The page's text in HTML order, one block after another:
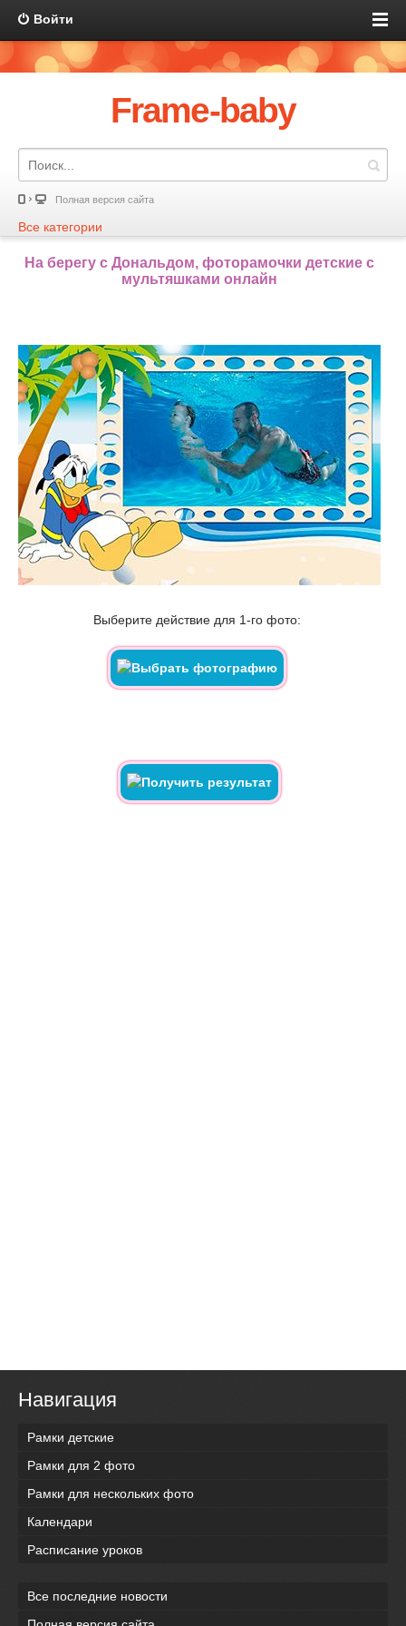
Войти
Frame-baby
Полная версия сайта
Все категории
На берегу с Дональдом, фоторамочки детские с
мультяшками онлайн
Выберите действие для 1-го фото:
Навигация
Рамки детские
Рамки для 2 фото
Рамки для нескольких фото
Календари
Расписание уроков
Все последние новости